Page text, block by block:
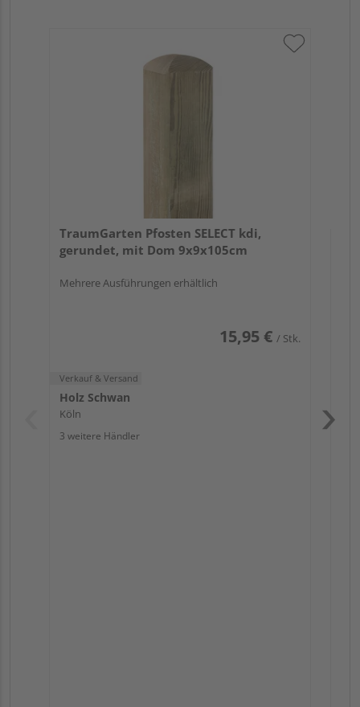
TraumGarten Pfosten SELECT kdi,
gerundet, mit Dom 9x9x105cm
Mehrere Ausführungen erhältlich
15,95 € / Stk.
Verkauf & Versand
Holz Schwan
Köln
3 weitere Händler